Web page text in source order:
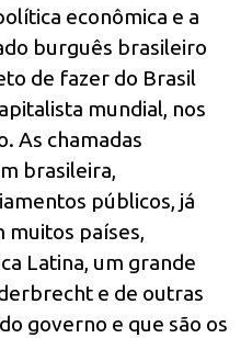
econômica e a
burguês brasileiro
de fazer do Brasil
mundial, nos
As chamadas
brasileira,
públicos, já
muitos países,
Latina, um grande
e de outras
governo e que são os